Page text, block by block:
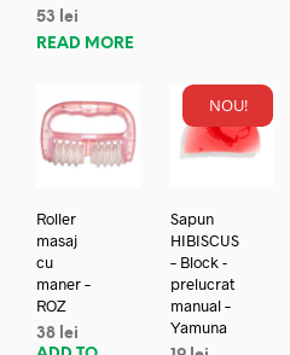
53
lei
READ MORE
Roller
masaj
cu
maner –
ROZ
38 lei
NOU!
Sapun
HIBISCUS
– Block -
prelucrat
manual –
Yamuna